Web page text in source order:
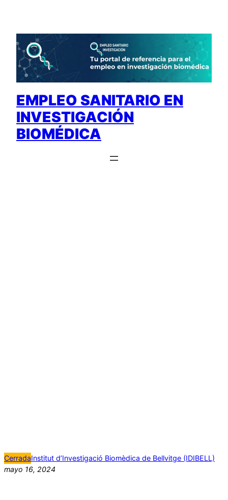
contenido
EMPLEO SANITARIO EN
INVESTIGACIÓN
BIOMÉDICA
CerradaInstitut d’Investigació Biomèdica de Bellvitge (IDIBELL)
mayo 16, 2024